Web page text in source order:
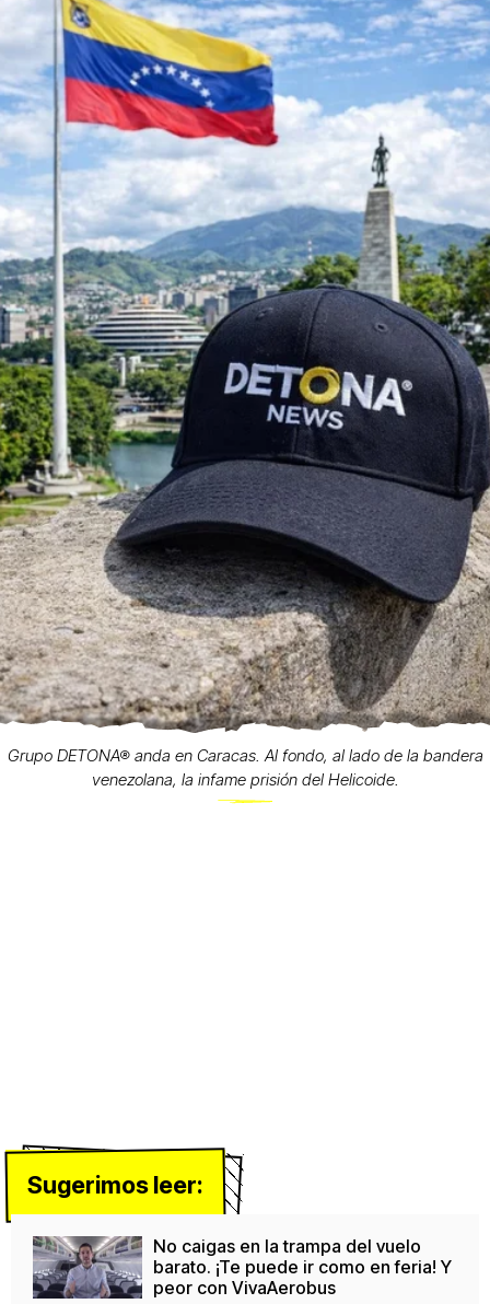
Grupo DETONA® anda en Caracas. Al fondo, al lado de la bandera
venezolana, la infame prisión del Helicoide.
Sugerimos leer:
No caigas en la trampa del vuelo
barato. ¡Te puede ir como en feria! Y
peor con VivaAerobus